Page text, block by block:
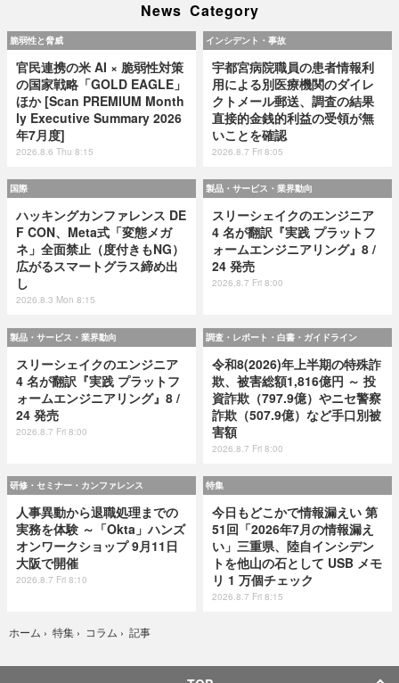
News Category
脆弱性と脅威
官民連携の米 AI × 脆弱性対策
の国家戦略「GOLD EAGLE」
ほか [Scan PREMIUM Month
ly Executive Summary 2026
年7月度]
2026.8.6 Thu 8:15
インシデント・事故
宇都宮病院職員の患者情報利
用による別医療機関のダイレ
クトメール郵送、調査の結果
直接的金銭的利益の受領が無
いことを確認
2026.8.7 Fri 8:05
国際
ハッキングカンファレンス DE
F CON、Meta式「変態メガ
ネ」全面禁止（度付きもNG）
広がるスマートグラス締め出
し
2026.8.3 Mon 8:15
製品・サービス・業界動向
スリーシェイクのエンジニア
4 名が翻訳『実践 プラットフ
ォームエンジニアリング』8 /
24 発売
2026.8.7 Fri 8:00
製品・サービス・業界動向
スリーシェイクのエンジニア
4 名が翻訳『実践 プラットフ
ォームエンジニアリング』8 /
24 発売
2026.8.7 Fri 8:00
調査・レポート・白書・ガイドライン
令和8(2026)年上半期の特殊詐
欺、被害総額1,816億円 ～ 投
資詐欺（797.9億）やニセ警察
詐欺（507.9億）など手口別被
害額
2026.8.7 Fri 8:00
研修・セミナー・カンファレンス
人事異動から退職処理までの
実務を体験 ～「Okta」ハンズ
オンワークショップ 9月11日
大阪で開催
2026.8.7 Fri 8:10
特集
今日もどこかで情報漏えい 第
51回「2026年7月の情報漏え
い」三重県、陸自インシデン
トを他山の石として USB メモ
リ 1 万個チェック
2026.8.7 Fri 8:15
ホーム › 特集 › コラム › 記事